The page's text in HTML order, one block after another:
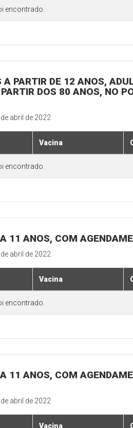
encontrado.
A PARTIR DE 12 ANOS,
DOS 80 ANOS, NO
abril de 2022
Vacina
encontrado.
11 ANOS, COM
abril de 2022
Vacina
encontrado.
11 ANOS, COM
abril de 2022
Vacina